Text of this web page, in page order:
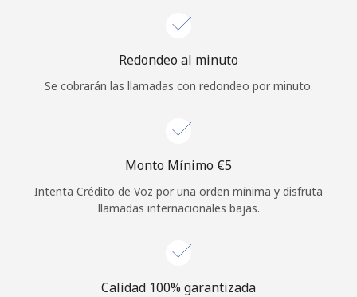
Redondeo al minuto
Se cobrarán las llamadas con redondeo por minuto.
Monto Mínimo ⁦€5⁩
Intenta Crédito de Voz por una orden mínima y disfruta
llamadas internacionales bajas.
Calidad 100% garantizada